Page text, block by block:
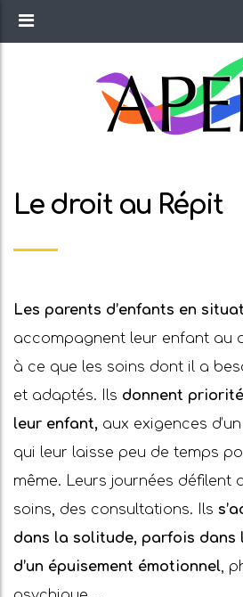
Le droit au Répit
Les parents d’enfants en
accompagnent leur enfant au
à ce que les soins dont il a
et adaptés. Ils donnent
leur enfant, aux exigences
qui leur laisse peu de temps
même. Leurs journées défilent
soins, des consultations. Ils
dans la solitude, parfois dans
d’un épuisement émotionnel,